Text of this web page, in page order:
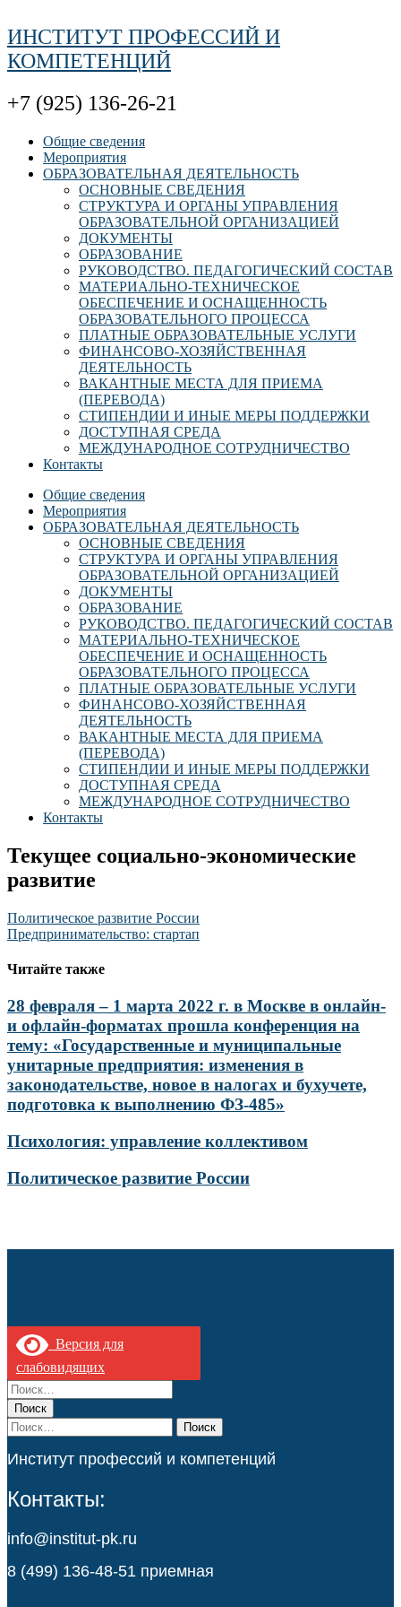
ИНСТИТУТ ПРОФЕССИЙ И
КОМПЕТЕНЦИЙ
+7 (925) 136-26-21
Общие сведения
Мероприятия
ОБРАЗОВАТЕЛЬНАЯ ДЕЯТЕЛЬНОСТЬ
ОСНОВНЫЕ СВЕДЕНИЯ
СТРУКТУРА И ОРГАНЫ УПРАВЛЕНИЯ
ОБРАЗОВАТЕЛЬНОЙ ОРГАНИЗАЦИЕЙ
ДОКУМЕНТЫ
ОБРАЗОВАНИЕ
РУКОВОДСТВО. ПЕДАГОГИЧЕСКИЙ СОСТАВ
МАТЕРИАЛЬНО-ТЕХНИЧЕСКОЕ
ОБЕСПЕЧЕНИЕ И ОСНАЩЕННОСТЬ
ОБРАЗОВАТЕЛЬНОГО ПРОЦЕССА
ПЛАТНЫЕ ОБРАЗОВАТЕЛЬНЫЕ УСЛУГИ
ФИНАНСОВО-ХОЗЯЙСТВЕННАЯ
ДЕЯТЕЛЬНОСТЬ
ВАКАНТНЫЕ МЕСТА ДЛЯ ПРИЕМА
(ПЕРЕВОДА)
СТИПЕНДИИ И ИНЫЕ МЕРЫ ПОДДЕРЖКИ
ДОСТУПНАЯ СРЕДА
МЕЖДУНАРОДНОЕ СОТРУДНИЧЕСТВО
Контакты
Общие сведения
Мероприятия
ОБРАЗОВАТЕЛЬНАЯ ДЕЯТЕЛЬНОСТЬ
ОСНОВНЫЕ СВЕДЕНИЯ
СТРУКТУРА И ОРГАНЫ УПРАВЛЕНИЯ
ОБРАЗОВАТЕЛЬНОЙ ОРГАНИЗАЦИЕЙ
ДОКУМЕНТЫ
ОБРАЗОВАНИЕ
РУКОВОДСТВО. ПЕДАГОГИЧЕСКИЙ СОСТАВ
МАТЕРИАЛЬНО-ТЕХНИЧЕСКОЕ
ОБЕСПЕЧЕНИЕ И ОСНАЩЕННОСТЬ
ОБРАЗОВАТЕЛЬНОГО ПРОЦЕССА
ПЛАТНЫЕ ОБРАЗОВАТЕЛЬНЫЕ УСЛУГИ
ФИНАНСОВО-ХОЗЯЙСТВЕННАЯ
ДЕЯТЕЛЬНОСТЬ
ВАКАНТНЫЕ МЕСТА ДЛЯ ПРИЕМА
(ПЕРЕВОДА)
СТИПЕНДИИ И ИНЫЕ МЕРЫ ПОДДЕРЖКИ
ДОСТУПНАЯ СРЕДА
МЕЖДУНАРОДНОЕ СОТРУДНИЧЕСТВО
Контакты
Текущее социально-экономические
развитие
Навигация
по
записям
Политическое развитие России
Предпринимательство: стартап
Читайте также
28 февраля – 1 марта 2022 г. в Москве в онлайн-
и офлайн-форматах прошла конференция на
тему: «Государственные и муниципальные
унитарные предприятия: изменения в
законодательстве, новое в налогах и бухучете,
подготовка к выполнению ФЗ-485»
Психология: управление коллективом
Политическое развитие России
Версия для
слабовидящих
Найти:
Найти:
Институт профессий и компетенций
Контакты:
info@institut-pk.ru
8 (499) 136-48-51 приемная